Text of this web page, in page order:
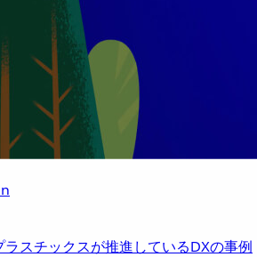
スチックスが推進しているDXの事例